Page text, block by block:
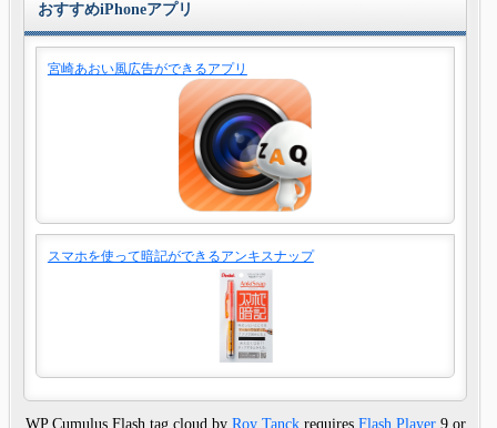
おすすめiPhoneアプリ
宮崎あおい風広告ができるアプリ
スマホを使って暗記ができるアンキスナップ
WP Cumulus Flash tag cloud by Roy Tanckrequires Flash Player9 or